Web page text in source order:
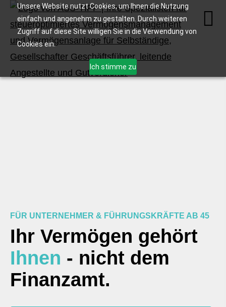
Unsere Website nutzt Cookies, um Ihnen die Nutzung
einfach und angenehm zu gestalten. Durch weiteren
Zugriff auf diese Site willigen Sie in die Verwendung von
Cookies ein.
Ich stimme zu
FÜR UNTERNEHMER & FÜHRUNGSKRÄFTE AB 45
Ihr Vermögen gehört
Ihnen - nicht dem
Finanzamt.